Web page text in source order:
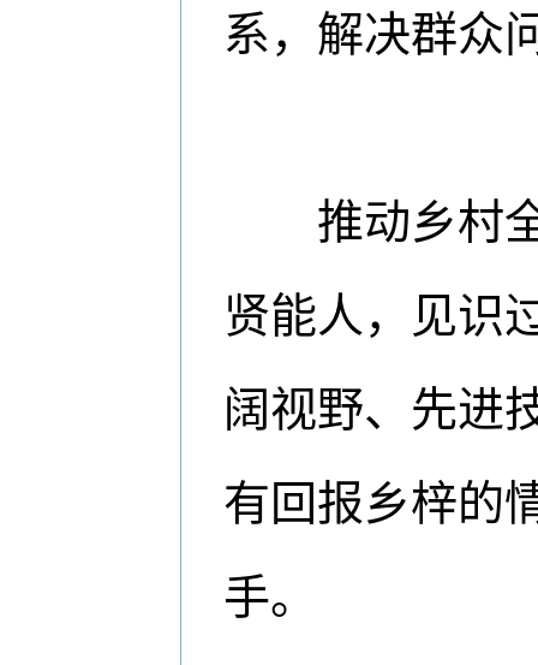
系，解决群众
推动乡村全
贤能人，见识
阔视野、先进
有回报乡梓的
手。